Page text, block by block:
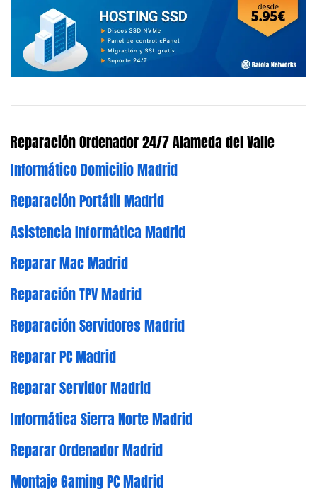
Reparación Ordenador 24/7 Alameda del Valle
Informático Domicilio Madrid
Reparación Portátil Madrid
Asistencia Informática Madrid
Reparar Mac Madrid
Reparación TPV Madrid
Reparación Servidores Madrid
Reparar PC Madrid
Reparar Servidor Madrid
Informática Sierra Norte Madrid
Reparar Ordenador Madrid
Montaje Gaming PC Madrid